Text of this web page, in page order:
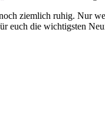
ziemlich ruhig. Nur
euch die wichtigsten